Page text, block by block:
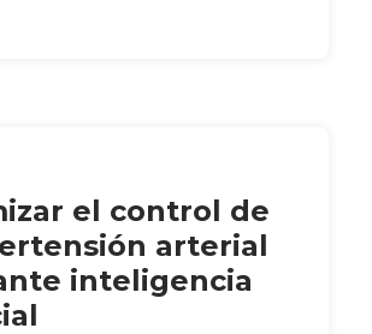
el control de
arterial
inteligencia